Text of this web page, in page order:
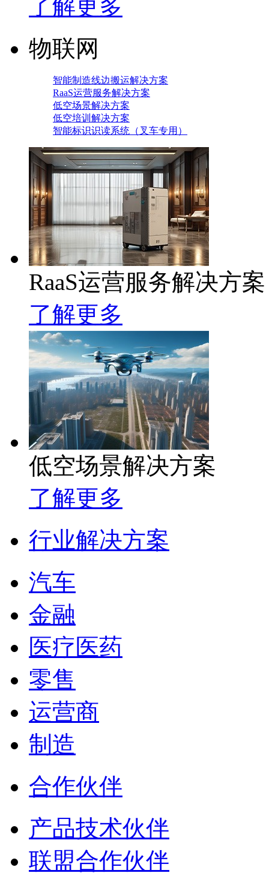
了解更多
物联网
智能制造线边搬运解决方案
RaaS运营服务解决方案
低空场景解决方案
低空培训解决方案
智能标识识读系统（叉车专用）
RaaS运营服务解决方案
了解更多
低空场景解决方案
了解更多
行业解决方案
汽车
金融
医疗医药
零售
运营商
制造
合作伙伴
产品技术伙伴
联盟合作伙伴